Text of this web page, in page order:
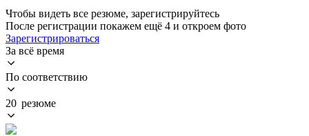
Чтобы видеть все резюме, зарегистрируйтесь
После регистрации покажем ещё 4 и откроем фото
Зарегистрироваться
За всё время
По соответствию
20 резюме